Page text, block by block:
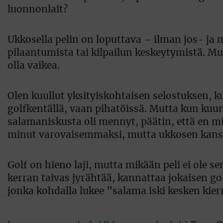
luonnonlait?
Ukkosella pelin on loputtava – ilman jos- ja
pilaantumista tai kilpailun keskeytymistä.
olla vaikea.
Olen kuullut yksityiskohtaisen selostuksen,
golfkentällä, vaan pihatöissä. Mutta kun
salamaniskusta oli mennyt, päätin, että en
minut varovaisemmaksi, mutta ukkosen
Golf on hieno laji, mutta mikään peli ei ole
kerran taivas jyrähtää, kannattaa jokaisen
jonka kohdalla lukee ”salama iski kesken